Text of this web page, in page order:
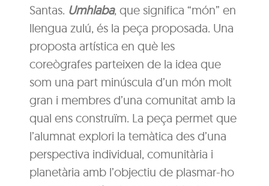
Santas. Umhlaba, que significa “món” en
llengua zulú, és la peça proposada. Una
proposta artística en què les
coreògrafes parteixen de la idea que
som una part minúscula d’un món molt
gran i membres d’una comunitat amb la
qual ens construïm. La peça permet que
l’alumnat explori la temàtica des d’una
perspectiva individual, comunitària i
planetària amb l’objectiu de plasmar-ho